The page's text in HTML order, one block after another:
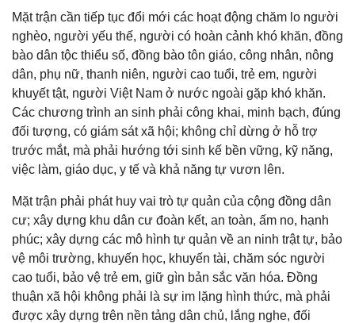
Mặt trận cần tiếp tục đổi mới các hoạt động chăm lo người
nghèo, người yếu thế, người có hoàn cảnh khó khăn, đồng
bào dân tộc thiểu số, đồng bào tôn giáo, công nhân, nông
dân, phụ nữ, thanh niên, người cao tuổi, trẻ em, người
khuyết tật, người Việt Nam ở nước ngoài gặp khó khăn.
Các chương trình an sinh phải công khai, minh bạch, đúng
đối tượng, có giám sát xã hội; không chỉ dừng ở hỗ trợ
trước mắt, mà phải hướng tới sinh kế bền vững, kỹ năng,
việc làm, giáo dục, y tế và khả năng tự vươn lên.
Mặt trận phải phát huy vai trò tự quản của cộng đồng dân
cư; xây dựng khu dân cư đoàn kết, an toàn, ấm no, hạnh
phúc; xây dựng các mô hình tự quản về an ninh trật tự, bảo
vệ môi trường, khuyến học, khuyến tài, chăm sóc người
cao tuổi, bảo vệ trẻ em, giữ gìn bản sắc văn hóa. Đồng
thuận xã hội không phải là sự im lặng hình thức, mà phải
được xây dựng trên nền tảng dân chủ, lắng nghe, đối